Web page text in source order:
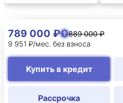
789 000 ₽
889 000 ₽
9 951 ₽/мес. без взноса
Купить в кредит
Рассрочка